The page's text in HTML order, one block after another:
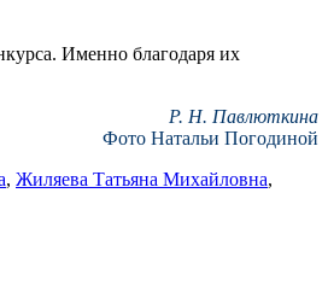
Именно благодаря их
Р. Н. Павлюткина
Фото Натальи Погодиной
, Жиляева Татьяна Михайловна,